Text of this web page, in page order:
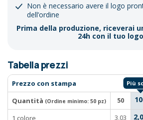
Non è necessario avere il logo
dell’ordine
Prima della produzione, riceverai
24h con il tuo
Tabella prezzi
Prezzo con stampa
Quantità (Ordine minimo: 50 pz) 50
1 colore 3,03